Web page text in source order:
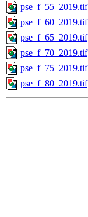
pse_f_55_2019.tif
pse_f_60_2019.tif
pse_f_65_2019.tif
pse_f_70_2019.tif
pse_f_75_2019.tif
pse_f_80_2019.tif